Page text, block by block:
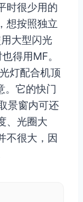
时很少用的
想按照独立
大型闪光
得用MF。
灯配合机顶
。它的快门
景窗内可还
、光圈大
不很大，因